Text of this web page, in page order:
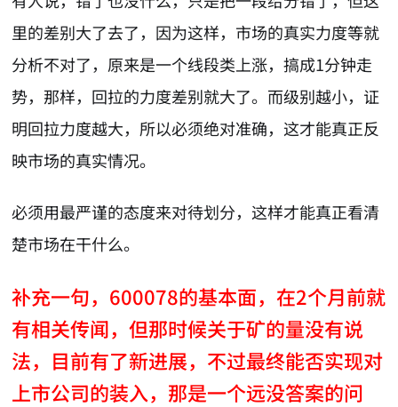
里的差别大了去了，因为这样，市场的真实力度等就
分析不对了，原来是一个线段类上涨，搞成1分钟走
势，那样，回拉的力度差别就大了。而级别越小，证
明回拉力度越大，所以必须绝对准确，这才能真正反
映市场的真实情况。
必须用最严谨的态度来对待划分，这样才能真正看清
楚市场在干什么。
补充一句，600078的基本面，在2个月前就
有相关传闻，但那时候关于矿的量没有说
法，目前有了新进展，不过最终能否实现对
上市公司的装入，那是一个远没答案的问